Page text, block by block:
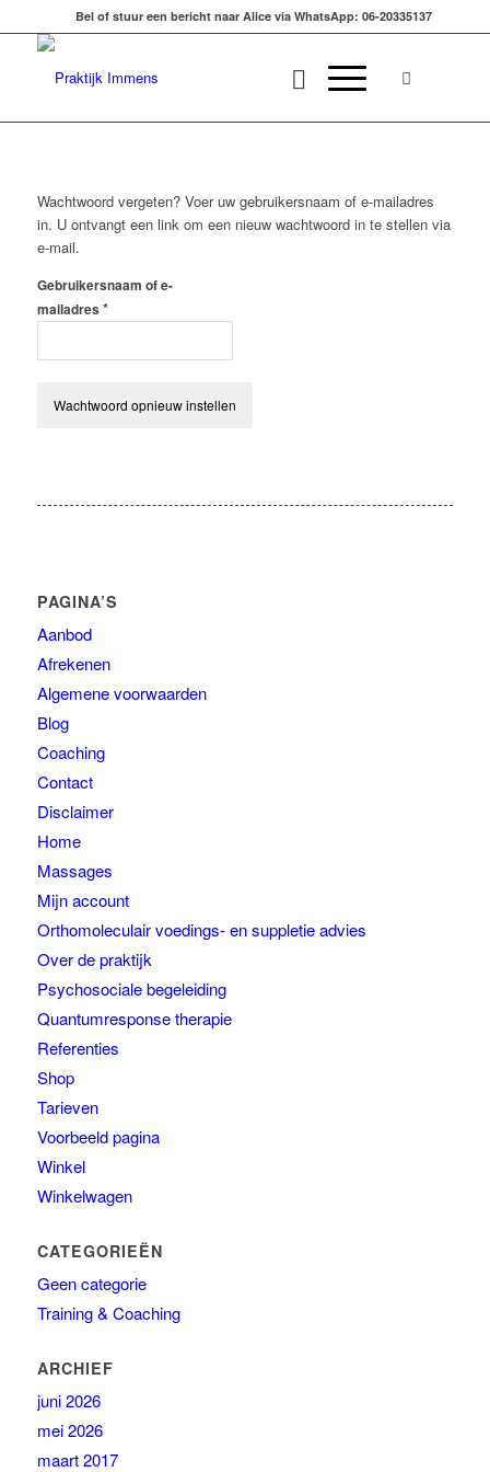
Bel of stuur een bericht naar Alice via WhatsApp: 06-20335137
Wachtwoord vergeten? Voer uw gebruikersnaam of e-mailadres
in. U ontvangt een link om een nieuw wachtwoord in te stellen via
e-mail.
Gebruikersnaam of e-
mailadres *
Wachtwoord opnieuw instellen
PAGINA’S
Aanbod
Afrekenen
Algemene voorwaarden
Blog
Coaching
Contact
Disclaimer
Home
Massages
Mijn account
Orthomoleculair voedings- en suppletie advies
Over de praktijk
Psychosociale begeleiding
Quantumresponse therapie
Referenties
Shop
Tarieven
Voorbeeld pagina
Winkel
Winkelwagen
CATEGORIEËN
Geen categorie
Training & Coaching
ARCHIEF
juni 2026
mei 2026
maart 2017